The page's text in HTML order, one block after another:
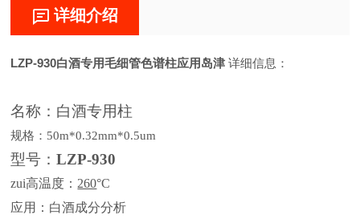
详细介绍
LZP-930白酒专用毛细管色谱柱应用岛津 详细信息：
名称： 白酒专用柱
规格： 50m*0.32mm*0.5um
型号：LZP-930
zui高温度： 260°C
应用：白酒成分分析